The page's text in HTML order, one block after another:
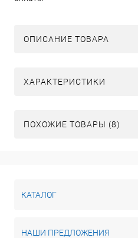
ОПИСАНИЕ ТОВАРА
ХАРАКТЕРИСТИКИ
ПОХОЖИЕ ТОВАРЫ (8)
КАТАЛОГ
НАШИ ПРЕДЛОЖЕНИЯ